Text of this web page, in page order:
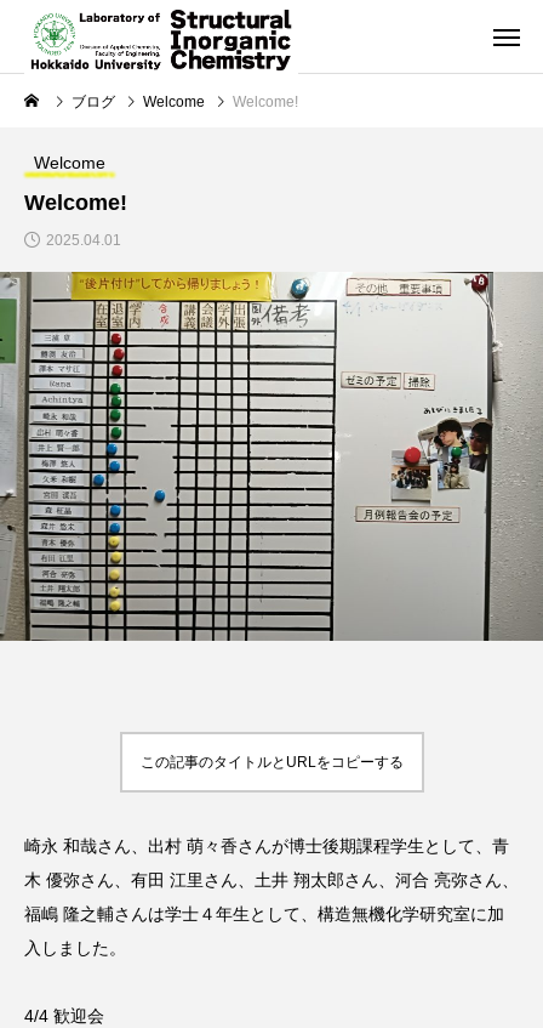
ブログ Welcome Welcome!
Welcome
Welcome!
2025.04.01
この記事のタイトルとURLをコピーする
崎永 和哉さん、出村 萌々香さんが博士後期課程学生として、青
木 優弥さん、有田 江里さん、土井 翔太郎さん、河合 亮弥さん、
福嶋 隆之輔さんは学士４年生として、構造無機化学研究室に加
入しました。
4/4 歓迎会